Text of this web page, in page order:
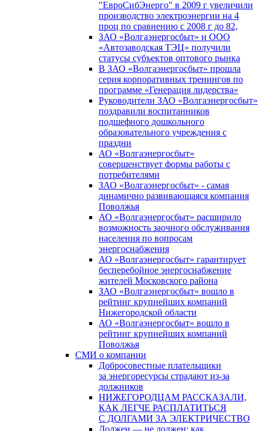
"ЕвроСибЭнерго" в 2009 г увеличили
производство электроэнергии на 4
проц по сравнению с 2008 г до 82,
ЗАО «Волгаэнергосбыт» и ООО
«Автозаводская ТЭЦ» получили
статусы субъектов оптового рынка
В ЗАО «Волгаэнергосбыт» прошла
серия корпоративных тренингов по
программе «Генерация лидерства»
Руководители ЗАО «Волгаэнергосбыт»
поздравили воспитанников
подшефного дошкольного
образовательного учреждения с
праздни
АО «Волгаэнергосбыт»
совершенствует формы работы с
потребителями
ЗАО «Волгаэнергосбыт» - самая
динамично развивающаяся компания
Поволжья
АО «Волгаэнергосбыт» расширило
возможность заочного обслуживания
населения по вопросам
энергоснабжения
АО «Волгаэнергосбыт» гарантирует
бесперебойное энергоснабжение
жителей Московского района
ЗАО «Волгаэнергосбыт» вошло в
рейтинг крупнейших компаний
Нижегородской области
АО «Волгаэнергосбыт» вошло в
рейтинг крупнейших компаний
Поволжья
СМИ о компании
Добросовестные плательщики
за энергоресурсы страдают из-за
должников
НИЖЕГОРОДЦАМ РАССКАЗАЛИ,
КАК ЛЕГЧЕ РАСПЛАТИТЬСЯ
С ДОЛГАМИ ЗА ЭЛЕКТРИЧЕСТВО